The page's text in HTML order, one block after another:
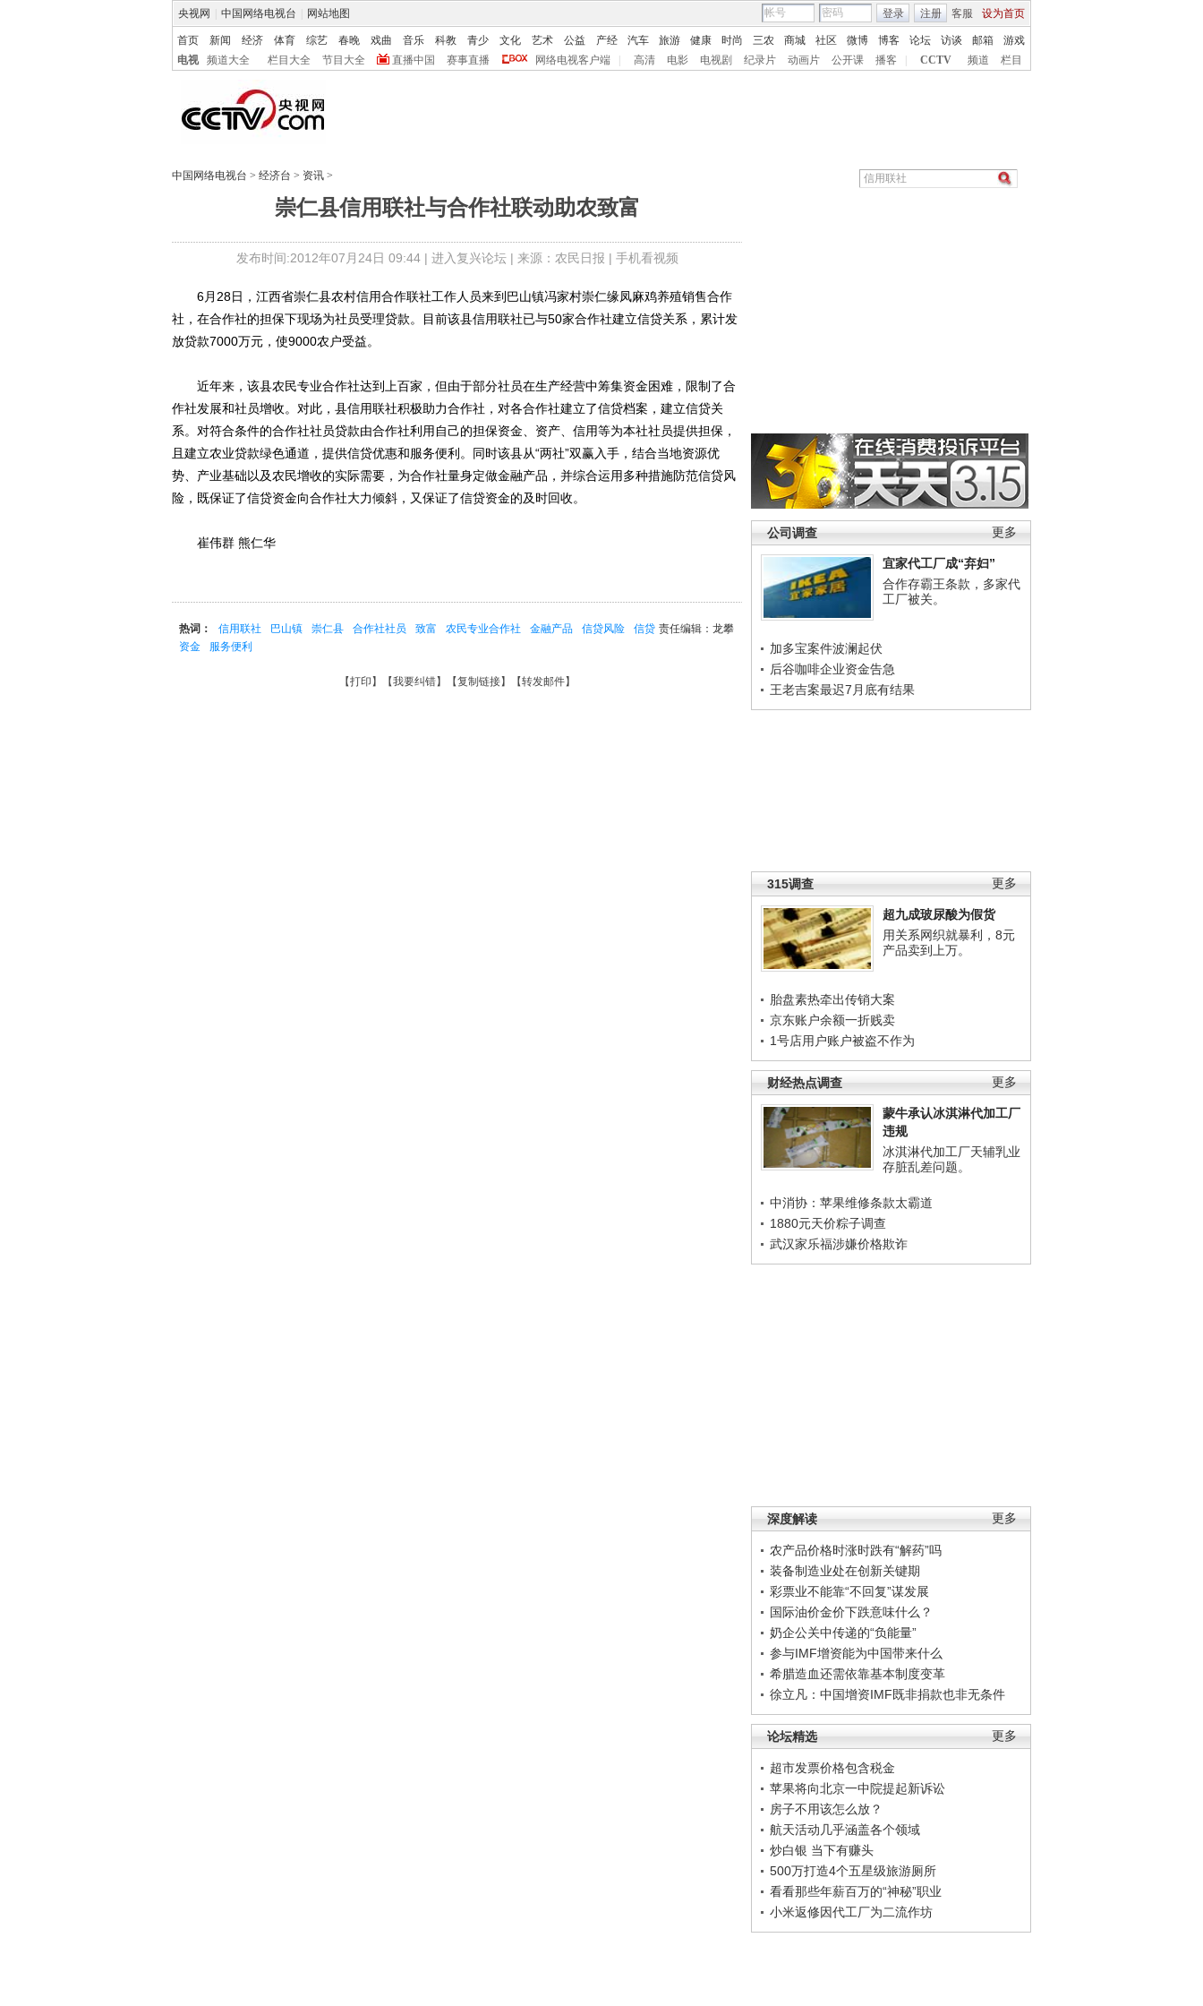
央视网 中国网络电视台 网站地图 客服 设为首页
登录 注册
首页 新闻 经济 体育 综艺 春晚 戏曲 音乐 科教 青少 文化 艺术 公益 产经 汽车 旅游 健康 时尚 三农 商城 社区 微博 博客 论坛 访谈 邮箱
游戏
电视
频道大全 栏目大全 节目大全 直播中国 赛事直播 网络电视客户端 高清 电影 电视剧 纪录片 动画片 公开课 播客 CCTV 频道 栏目
中国网络电视台 > 经济台 > 资讯 >
崇仁县信用联社与合作社联动助农致富
发布时间:2012年07月24日 09:44 | 进入复兴论坛| 来源：农民日报 | 手机看视频
更多
公司调查
宜家代工厂成“弃妇”
合作存霸王条款，多家代
工厂被关。
加多宝案件波澜起伏
后谷咖啡企业资金告急
王老吉案最迟7月底有结果
更多
315调查
超九成玻尿酸为假货
用关系网织就暴利，8元
产品卖到上万。
胎盘素热牵出传销大案
京东账户余额一折贱卖
1号店用户账户被盗不作为
更多
财经热点调查
蒙牛承认冰淇淋代加工厂
违规
冰淇淋代加工厂天辅乳业
存脏乱差问题。
中消协：苹果维修条款太霸道
1880元天价粽子调查
武汉家乐福涉嫌价格欺诈
更多
深度解读
农产品价格时涨时跌有“解药”吗
装备制造业处在创新关键期
彩票业不能靠“不回复”谋发展
国际油价金价下跌意味什么？
奶企公关中传递的“负能量”
参与IMF增资能为中国带来什么
希腊造血还需依靠基本制度变革
徐立凡：中国增资IMF既非捐款也非无条件
更多
论坛精选
超市发票价格包含税金
苹果将向北京一中院提起新诉讼
房子不用该怎么放？
航天活动几乎涵盖各个领域
炒白银 当下有赚头
500万打造4个五星级旅游厕所
看看那些年薪百万的“神秘”职业
小米返修因代工厂为二流作坊
6月28日，江西省崇仁县农村信用合作联社工作人员来到巴山镇冯家村崇仁缘凤麻鸡养殖销售合作
社，在合作社的担保下现场为社员受理贷款。目前该县信用联社已与50家合作社建立信贷关系，累计发
放贷款7000万元，使9000农户受益。
近年来，该县农民专业合作社达到上百家，但由于部分社员在生产经营中筹集资金困难，限制了合
作社发展和社员增收。对此，县信用联社积极助力合作社，对各合作社建立了信贷档案，建立信贷关
系。对符合条件的合作社社员贷款由合作社利用自己的担保资金、资产、信用等为本社社员提供担保，
且建立农业贷款绿色通道，提供信贷优惠和服务便利。同时该县从“两社”双赢入手，结合当地资源优
势、产业基础以及农民增收的实际需要，为合作社量身定做金融产品，并综合运用多种措施防范信贷风
险，既保证了信贷资金向合作社大力倾斜，又保证了信贷资金的及时回收。
崔伟群 熊仁华
责任编辑：龙攀
热词： 信用联社 巴山镇 崇仁县 合作社社员 致富 农民专业合作社 金融产品 信贷风险
信贷
资金
服务便利
【打印 】【我要纠错】【复制链接】【转发邮件】